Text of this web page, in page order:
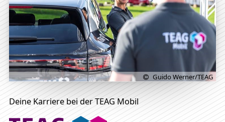
Guido Werner/TEAG
Deine Karriere bei der TEAG Mobil